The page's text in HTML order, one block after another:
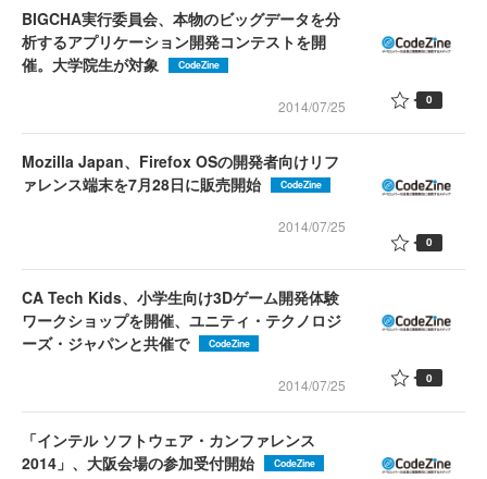
BIGCHA実行委員会、本物のビッグデータを分
析するアプリケーション開発コンテストを開
催。大学院生が対象
CodeZine
2014/07/25 0
Mozilla Japan、Firefox OSの開発者向けリフ
ァレンス端末を7月28日に販売開始
CodeZine
2014/07/25
0
CA Tech Kids、小学生向け3Dゲーム開発体験
ワークショップを開催、ユニティ・テクノロジ
ーズ・ジャパンと共催で
CodeZine
2014/07/25 0
「インテル ソフトウェア・カンファレンス
2014」、大阪会場の参加受付開始
CodeZine